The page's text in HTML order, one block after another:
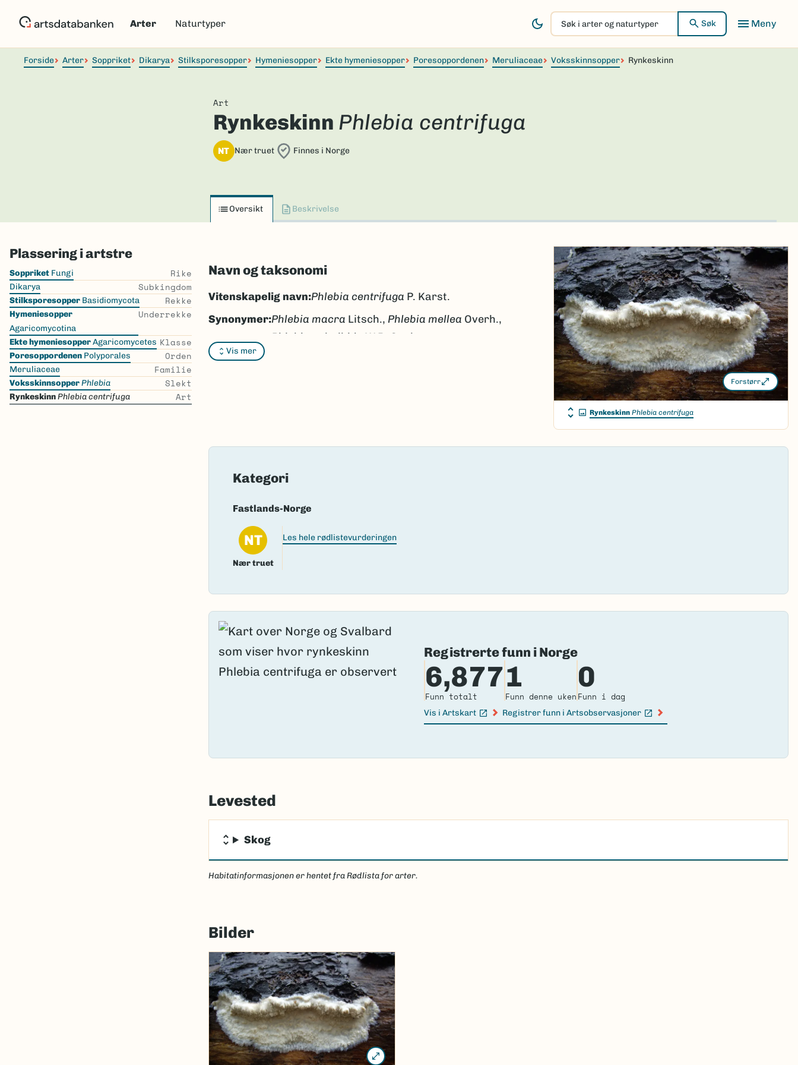
Arter Naturtyper
Søk
i
arter
og
Søk
Forside Arter Soppriket Dikarya Stilksporesopper Hymeniesopper Ekte hymeniesopper Poresoppordenen Meruliaceae Voksskinnsopper Rynkeskinn
Art
Rynkeskinn Phlebia centrifuga
NT Nær truet Finnes i Norge
Oversikt Beskrivelse
Plassering i artstre
Skip
the
list
Soppriket Fungi Rike
Dikarya Subkingdom
Stilksporesopper Basidiomycota Rekke
Hymeniesopper
Agaricomycotina
Underrekke
Ekte hymeniesopperAgaricomycetes Klasse
Poresoppordenen Polyporales Orden
Meruliaceae Familie
VoksskinnsopperPhlebia Slekt
RynkeskinnPhlebia centrifuga Art
Navn og taksonomi
Vis mer
Vitenskapelig navn:Phlebia centrifuga P. Karst.
Synonymer:Phlebia macra Litsch., Phlebia mellea Overh.,
Phlebia subalbida
W.B. Cooke
Bokmål:rynkeskinn
Takson ID:39849
Gå til Nortaxa for flere detaljer
Forstørr
Rynkeskinn Phlebia centrifuga
Kategori
Fastlands-Norge
NT
Nær truet
Les hele rødlistevurderingen
Registrerte funn i Norge
6,877
Funn totalt
1
Funn denne uken
0
Funn i dag
Vis i Artskart
(Ekstern lenke)
Registrer funn i Artsobservasjoner
(Ekstern lenke)
Levested
Skog
Habitatinformasjonen er hentet fra Rødlista for arter.
Bilder